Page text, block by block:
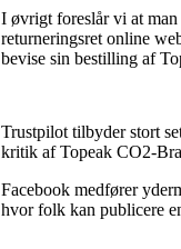
I øvrigt foreslår vi at
returneringsret online
bevise sin bestilling af
Trustpilot tilbyder stort
kritik af Topeak CO2-
Facebook medfører
hvor folk kan publicere